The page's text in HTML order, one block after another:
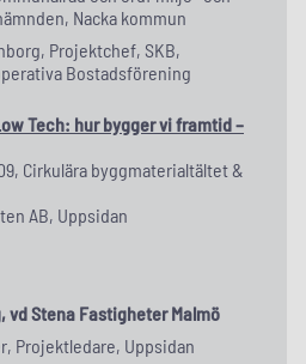
Nacka kommun
Projektchef, SKB,
Bostadsförening
Tech: hur bygger vi framtid –
Cirkulära byggmaterialtältet &
AB, Uppsidan
vd Stena Fastigheter Malmö
Projektledare, Uppsidan